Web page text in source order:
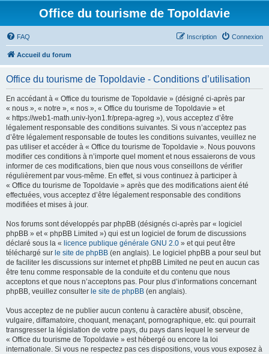
Office du tourisme de Topoldavie
FAQ Connexion
Inscription
Accueil du forum
Office du tourisme de Topoldavie - Conditions d’utilisation
En accédant à « Office du tourisme de Topoldavie » (désigné ci-après par
« nous », « notre », « nos », « Office du tourisme de Topoldavie » et
« https://web1-math.univ-lyon1.fr/prepa-agreg »), vous acceptez d’être
légalement responsable des conditions suivantes. Si vous n’acceptez pas
d’être légalement responsable de toutes les conditions suivantes, veuillez ne
pas utiliser et accéder à « Office du tourisme de Topoldavie ». Nous pouvons
modifier ces conditions à n’importe quel moment et nous essaierons de vous
informer de ces modifications, bien que nous vous conseillons de vérifier
régulièrement par vous-même. En effet, si vous continuez à participer à
« Office du tourisme de Topoldavie » après que des modifications aient été
effectuées, vous acceptez d’être légalement responsable des conditions
modifiées et mises à jour.
Nos forums sont développés par phpBB (désignés ci-après par « logiciel
phpBB » et « phpBB Limited ») qui est un logiciel de forum de discussions
déclaré sous la « licence publique générale GNU 2.0 » et qui peut être
téléchargé sur le site de phpBB (en anglais). Le logiciel phpBB a pour seul but
de faciliter les discussions sur internet et phpBB Limited ne peut en aucun cas
être tenu comme responsable de la conduite et du contenu que nous
acceptons et que nous n’acceptons pas. Pour plus d’informations concernant
phpBB, veuillez consulter le site de phpBB (en anglais).
Vous acceptez de ne publier aucun contenu à caractère abusif, obscène,
vulgaire, diffamatoire, choquant, menaçant, pornographique, etc. qui pourrait
transgresser la législation de votre pays, du pays dans lequel le serveur de
« Office du tourisme de Topoldavie » est hébergé ou encore la loi
internationale. Si vous ne respectez pas ces dispositions, vous vous exposez à